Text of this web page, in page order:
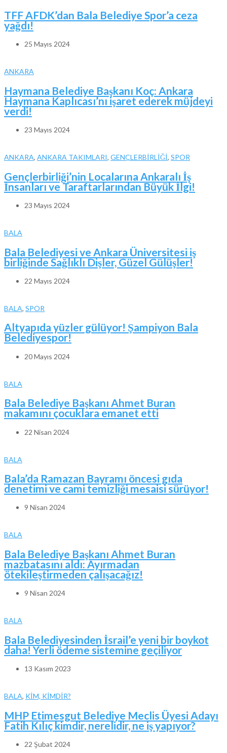
TFF AFDK’dan Bala Belediye Spor’a ceza
yağdı!
25 Mayıs 2024
ANKARA
Haymana Belediye Başkanı Koç: Ankara
Haymana Kaplıcası’nı işaret ederek müjdeyi
verdi!
23 Mayıs 2024
ANKARA, ANKARA TAKIMLARI, GENÇLERBİRLİĞİ, SPOR
Gençlerbirliği’nin Localarına Ankaralı İş
İnsanları ve Taraftarlarından Büyük İlgi!
23 Mayıs 2024
BALA
Bala Belediyesi ve Ankara Üniversitesi iş
birliğinde Sağlıklı Dişler, Güzel Gülüşler!
22 Mayıs 2024
BALA, SPOR
Altyapıda yüzler gülüyor! Şampiyon Bala
Belediyespor!
20 Mayıs 2024
BALA
Bala Belediye Başkanı Ahmet Buran
makamını çocuklara emanet etti
22 Nisan 2024
BALA
Bala’da Ramazan Bayramı öncesi gıda
denetimi ve cami temizliği mesaisi sürüyor!
9 Nisan 2024
BALA
Bala Belediye Başkanı Ahmet Buran
mazbatasını aldı: Ayırmadan
ötekileştirmeden çalışacağız!
9 Nisan 2024
BALA
Bala Belediyesinden İsrail’e yeni bir boykot
daha! Yerli ödeme sistemine geçiliyor
13 Kasım 2023
BALA, KİM, KİMDİR?
MHP Etimesgut Belediye Meclis Üyesi Adayı
Fatih Kılıç kimdir, nerelidir, ne iş yapıyor?
22 Şubat 2024